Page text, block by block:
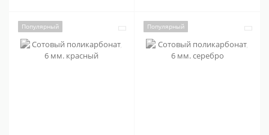
Популярный Популярный